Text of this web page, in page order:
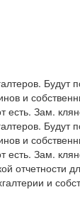
и
Зам.
и
Зам.
и